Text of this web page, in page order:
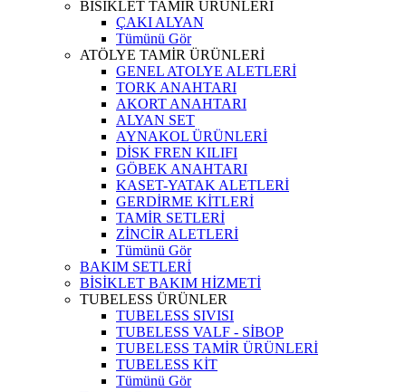
BİSİKLET TAMİR ÜRÜNLERİ
ÇAKI ALYAN
Tümünü Gör
ATÖLYE TAMİR ÜRÜNLERİ
GENEL ATOLYE ALETLERİ
TORK ANAHTARI
AKORT ANAHTARI
ALYAN SET
AYNAKOL ÜRÜNLERİ
DİSK FREN KILIFI
GÖBEK ANAHTARI
KASET-YATAK ALETLERİ
GERDİRME KİTLERİ
TAMİR SETLERİ
ZİNCİR ALETLERİ
Tümünü Gör
BAKIM SETLERİ
BİSİKLET BAKIM HİZMETİ
TUBELESS ÜRÜNLER
TUBELESS SIVISI
TUBELESS VALF - SİBOP
TUBELESS TAMİR ÜRÜNLERİ
TUBELESS KİT
Tümünü Gör